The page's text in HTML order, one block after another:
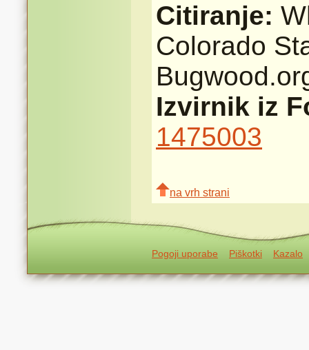
Citiranje:
Colorado
Izvirnik iz
1475003
na vrh strani
Pogoji uporabe Piškotki Kazalo